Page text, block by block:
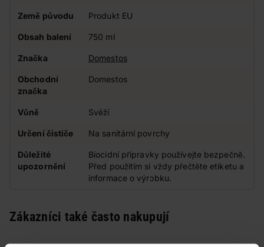
Země původu Produkt EU
Obsah balení 750 ml
Značka Domestos
Obchodní
značka
Domestos
Vůně Svěží
Určení čističe Na sanitární povrchy
Důležité
upozornění
Biocidní přípravky používejte bezpečně.
Před použitím si vždy přečtěte etiketu a
informace o výrobku.
Zákazníci také často nakupují